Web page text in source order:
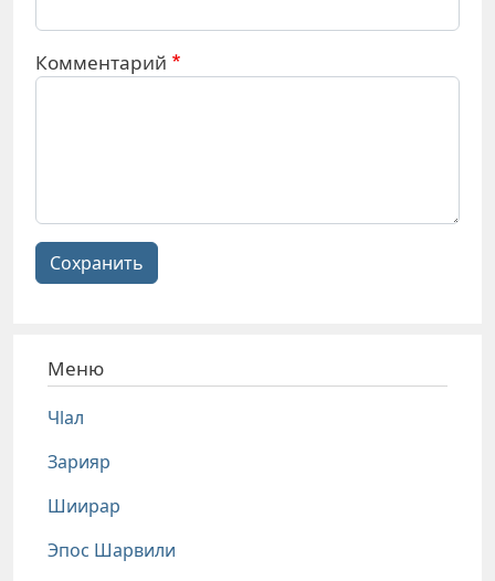
Комментарий
Сохранить
Меню
Чlал
Зарияр
Шиирар
Эпос Шарвили